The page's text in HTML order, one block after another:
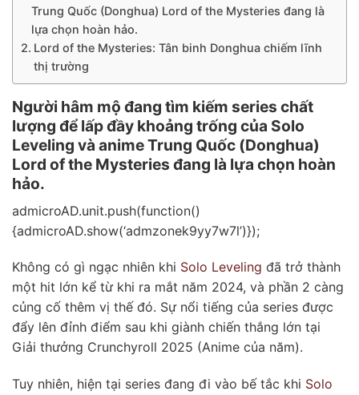
Trung Quốc (Donghua) Lord of the Mysteries đang là
lựa chọn hoàn hảo.
Lord of the Mysteries: Tân binh Donghua chiếm lĩnh
thị trường
Người hâm mộ đang tìm kiếm series chất
lượng để lấp đầy khoảng trống của Solo
Leveling và anime Trung Quốc (Donghua)
Lord of the Mysteries đang là lựa chọn hoàn
hảo.
admicroAD.unit.push(function()
{admicroAD.show(‘admzonek9yy7w7l’)});
Không có gì ngạc nhiên khi Solo Leveling đã trở thành
một hit lớn kể từ khi ra mắt năm 2024, và phần 2 càng
củng cố thêm vị thế đó. Sự nổi tiếng của series được
đẩy lên đỉnh điểm sau khi giành chiến thắng lớn tại
Giải thưởng Crunchyroll 2025 (Anime của năm).
Tuy nhiên, hiện tại series đang đi vào bế tắc khi Solo